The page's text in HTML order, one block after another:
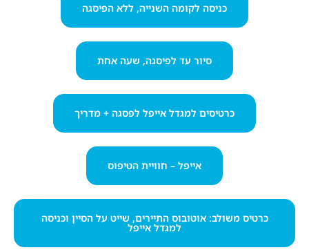
כניסה לקומה השנייה, ללא הפיסגה
סיור עד לפיסגה, שעה אחת
כרטיסים למגדל אייפל לפסגה + מדריך
אייפל – חוויית הטיפוס
כרטיס משולב: אוטובוס התיירים, שייט על הסיין וכניסה
למגדל אייפל